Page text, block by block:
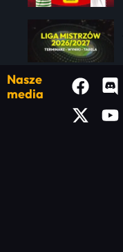
Nasze
media